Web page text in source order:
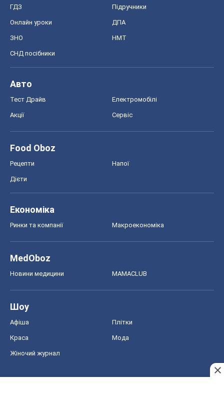
ГДЗ Підручники
Онлайн уроки ДПА
ЗНО НМТ
СНД посібники
Авто
Тест Драйв Електромобілі
Акції Сервіс
Food Oboz
Рецепти Напої
Дієти
Економіка
Ринки та компанії Макроекономіка
MedOboz
Новини медицини MAMACLUB
Шоу
Афіша Плітки
Краса Мода
Жіночий журнал